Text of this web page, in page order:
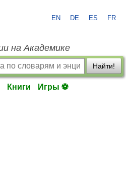
EN DE ES FR
на Академике
Найти!
Книги Игры ⚽